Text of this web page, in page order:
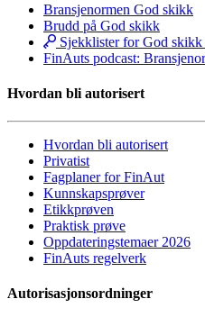
Bransjenormen God skikk
Brudd på God skikk
Sjekklister for God
FinAuts podcast:
Hvordan bli autorisert
Hvordan bli autorisert
Privatist
Fagplaner for FinAut
Kunnskapsprøver
Etikkprøven
Praktisk prøve
Oppdateringstemaer 2026
FinAuts regelverk
Autorisasjonsordninger